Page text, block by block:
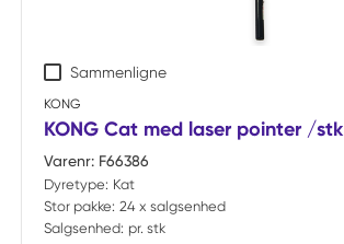
Sammenligne
KONG
KONG Cat med laser pointer /stk
Varenr: F66386
Dyretype: Kat
Stor pakke: 24 x salgsenhed
Salgsenhed: pr. stk